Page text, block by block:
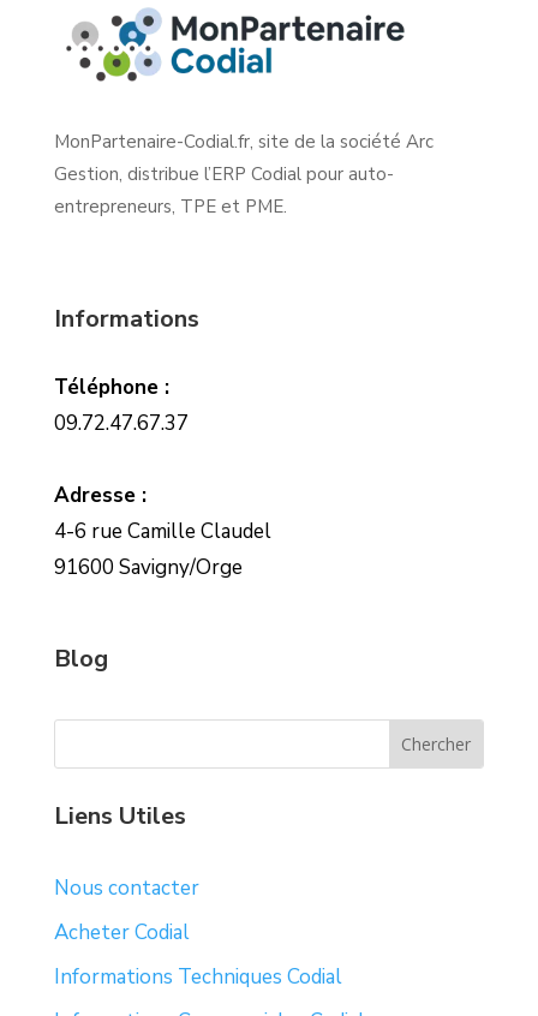
MonPartenaire-Codial.fr, site de la société Arc
Gestion, distribue l’ERP Codial pour auto-
entrepreneurs, TPE et PME.
Informations
Téléphone :
09.72.47.67.37
Adresse :
4-6 rue Camille Claudel
91600 Savigny/Orge
Blog
Liens Utiles
Nous contacter
Acheter Codial
Informations Techniques Codial